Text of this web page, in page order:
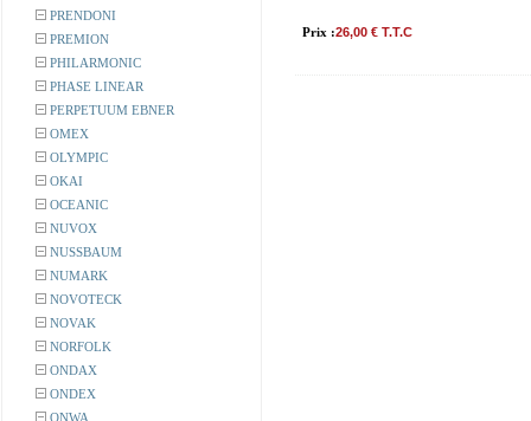
PRENDONI
PREMION
PHILARMONIC
PHASE LINEAR
PERPETUUM EBNER
OMEX
OLYMPIC
OKAI
OCEANIC
NUVOX
NUSSBAUM
NUMARK
NOVOTECK
NOVAK
NORFOLK
ONDAX
ONDEX
ONWA
Prix :26,00 € T.T.C